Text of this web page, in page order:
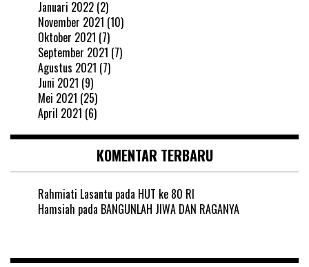
Januari 2022 (2)
November 2021 (10)
Oktober 2021 (7)
September 2021 (7)
Agustus 2021 (7)
Juni 2021 (9)
Mei 2021 (25)
April 2021 (6)
KOMENTAR TERBARU
Rahmiati Lasantu pada HUT ke 80 RI
Hamsiah pada BANGUNLAH JIWA DAN RAGANYA